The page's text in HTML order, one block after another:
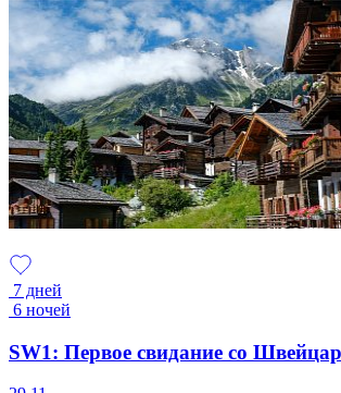
7 дней
6 ночей
SW1: Первое свидание со